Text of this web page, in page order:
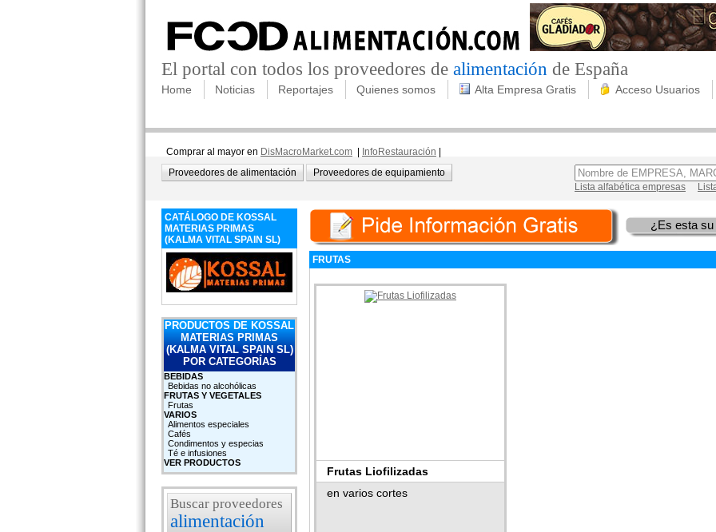
El portal con todos los proveedores de alimentación de España
Home Noticias Reportajes Quienes somos Alta Empresa Gratis Acceso Usuarios
Comprar al mayor en DisMacroMarket.com InfoRestauración
Proveedores de alimentación
Proveedores de equipamiento
Lista alfabética empresas
CATÁLOGO DE KOSSAL
MATERIAS PRIMAS
(KALMA VITAL SPAIN SL)
PRODUCTOS DE KOSSAL
MATERIAS PRIMAS
(KALMA VITAL SPAIN SL)
POR CATEGORÍAS
BEBIDAS
Bebidas no alcohólicas
FRUTAS Y VEGETALES
Frutas
VARIOS
Alimentos especiales
Cafés
Condimentos y especias
Té e infusiones
VER PRODUCTOS
Buscar proveedores
alimentación
¿Es esta
FRUTAS
Frutas Liofilizadas
en varios cortes